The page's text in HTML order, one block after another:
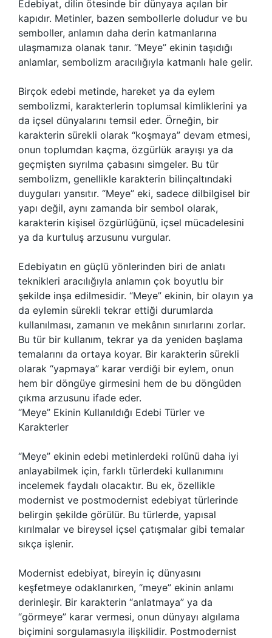
Edebiyat, dilin ötesinde bir dünyaya açılan bir
kapıdır. Metinler, bazen sembollerle doludur ve bu
semboller, anlamın daha derin katmanlarına
ulaşmamıza olanak tanır. “Meye” ekinin taşıdığı
anlamlar, sembolizm aracılığıyla katmanlı hale gelir.
Birçok edebi metinde, hareket ya da eylem
sembolizmi, karakterlerin toplumsal kimliklerini ya
da içsel dünyalarını temsil eder. Örneğin, bir
karakterin sürekli olarak “koşmaya” devam etmesi,
onun toplumdan kaçma, özgürlük arayışı ya da
geçmişten sıyrılma çabasını simgeler. Bu tür
sembolizm, genellikle karakterin bilinçaltındaki
duyguları yansıtır. “Meye” eki, sadece dilbilgisel bir
yapı değil, aynı zamanda bir sembol olarak,
karakterin kişisel özgürlüğünü, içsel mücadelesini
ya da kurtuluş arzusunu vurgular.
Edebiyatın en güçlü yönlerinden biri de anlatı
teknikleri aracılığıyla anlamın çok boyutlu bir
şekilde inşa edilmesidir. “Meye” ekinin, bir olayın ya
da eylemin sürekli tekrar ettiği durumlarda
kullanılması, zamanın ve mekânın sınırlarını zorlar.
Bu tür bir kullanım, tekrar ya da yeniden başlama
temalarını da ortaya koyar. Bir karakterin sürekli
olarak “yapmaya” karar verdiği bir eylem, onun
hem bir döngüye girmesini hem de bu döngüden
çıkma arzusunu ifade eder.
“Meye” Ekinin Kullanıldığı Edebi Türler ve
Karakterler
“Meye” ekinin edebi metinlerdeki rolünü daha iyi
anlayabilmek için, farklı türlerdeki kullanımını
incelemek faydalı olacaktır. Bu ek, özellikle
modernist ve postmodernist edebiyat türlerinde
belirgin şekilde görülür. Bu türlerde, yapısal
kırılmalar ve bireysel içsel çatışmalar gibi temalar
sıkça işlenir.
Modernist edebiyat, bireyin iç dünyasını
keşfetmeye odaklanırken, “meye” ekinin anlamı
derinleşir. Bir karakterin “anlatmaya” ya da
“görmeye” karar vermesi, onun dünyayı algılama
biçimini sorgulamasıyla ilişkilidir. Postmodernist